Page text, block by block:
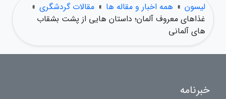
لیسون » همه اخبار و مقاله ها » مقالات گردشگری »
غذاهای معروف آلمان؛ داستان هایی از پشت بشقاب
های آلمانی
خبرنامه